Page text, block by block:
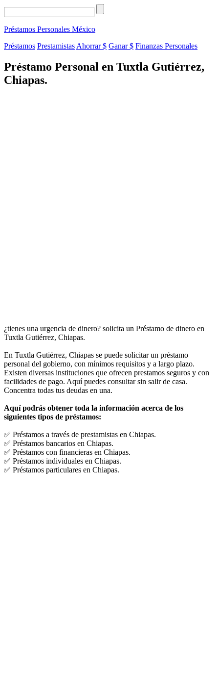
Préstamos Personales México
Préstamos Prestamistas Ahorrar $ Ganar $ Finanzas Personales
Préstamo Personal en Tuxtla Gutiérrez,
Chiapas.
¿tienes una urgencia de dinero? solicita un Préstamo de dinero en
Tuxtla Gutiérrez, Chiapas.
En Tuxtla Gutiérrez, Chiapas se puede solicitar un préstamo
personal del gobierno, con mínimos requisitos y a largo plazo.
Existen diversas instituciones que ofrecen prestamos seguros y con
facilidades de pago. Aquí puedes consultar sin salir de casa.
Concentra todas tus deudas en una.
Aquí podrás obtener toda la información acerca de los
siguientes tipos de préstamos:
✅ Préstamos a través de prestamistas en Chiapas.
✅ Préstamos bancarios en Chiapas.
✅ Préstamos con financieras en Chiapas.
✅ Préstamos individuales en Chiapas.
✅ Préstamos particulares en Chiapas.